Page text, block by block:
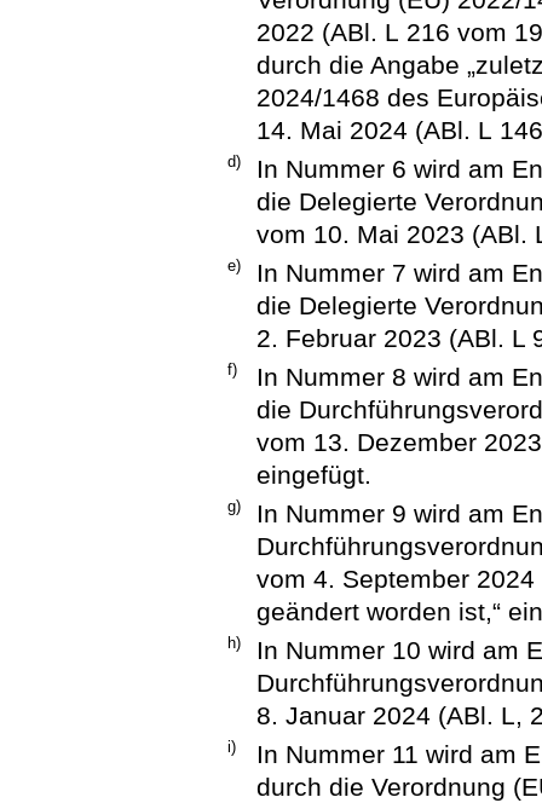
2022 (ABl. L 216 vom
durch die Angabe
2024/1468 des
14. Mai 2024 (ABl. L
d)
In Nummer 6 wird am
die Delegierte
vom 10. Mai 2023 (ABl.
e)
In Nummer 7 wird am
die Delegierte
2. Februar 2023 (ABl. L
f)
In Nummer 8 wird am
die
vom 13. Dezember
eingefügt.
g)
In Nummer 9 wird am
vom 4. September
geändert worden ist,“
h)
In Nummer 10 wird am
8. Januar 2024 (ABl. L,
i)
In Nummer 11 wird am
durch die Verordnung